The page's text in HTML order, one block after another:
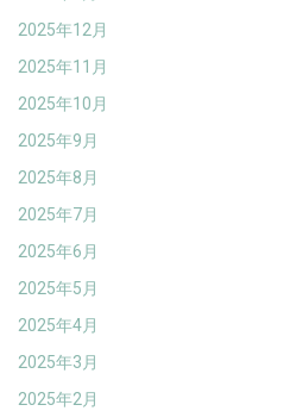
2025年12月
2025年11月
2025年10月
2025年9月
2025年8月
2025年7月
2025年6月
2025年5月
2025年4月
2025年3月
2025年2月